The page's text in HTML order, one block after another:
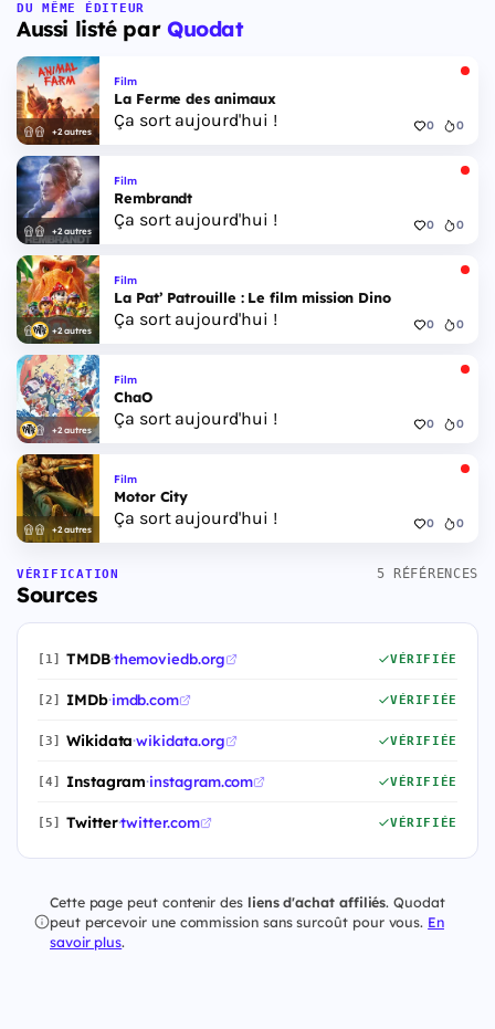
DU MÊME ÉDITEUR
Aussi listé par Quodat
+2 autres
Film
La Ferme des animaux
Ça sort aujourd'hui ! 0 0
+2 autres
Film
Rembrandt
Ça sort aujourd'hui ! 0 0
+2 autres
Film
La Pat’ Patrouille : Le film mission Dino
Ça sort aujourd'hui ! 0 0
+2 autres
Film
ChaO
Ça sort aujourd'hui ! 0 0
+2 autres
Film
Motor City
Ça sort aujourd'hui ! 0 0
VÉRIFICATION
Sources
5 RÉFÉRENCES
[1] TMDB·themoviedb.org VÉRIFIÉE
[2] IMDb·imdb.com VÉRIFIÉE
[3] Wikidata·wikidata.org VÉRIFIÉE
[4] Instagram·instagram.com VÉRIFIÉE
[5] Twitter·twitter.com VÉRIFIÉE
Cette page peut contenir des liens d'achat affiliés. Quodat
peut percevoir une commission sans surcoût pour vous. En
savoir plus.